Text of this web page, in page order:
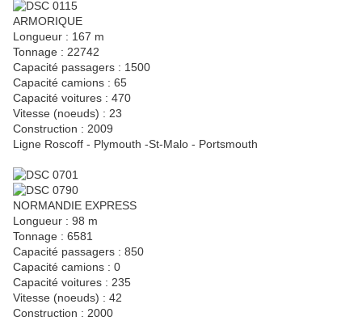
ARMORIQUE
Longueur : 167 m
Tonnage : 22742
Capacité passagers : 1500
Capacité camions : 65
Capacité voitures : 470
Vitesse (noeuds) : 23
Construction : 2009
Ligne Roscoff - Plymouth -St-Malo - Portsmouth
NORMANDIE EXPRESS
Longueur : 98 m
Tonnage : 6581
Capacité passagers : 850
Capacité camions : 0
Capacité voitures : 235
Vitesse (noeuds) : 42
Construction : 2000